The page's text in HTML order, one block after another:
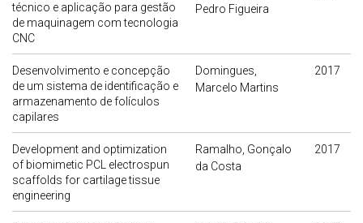
técnico e aplicação para gestão
de maquinagem com tecnologia
CNC
Pedro Figueira
Desenvolvimento e concepção
de um sistema de identificação e
armazenamento de folículos
capilares
Domingues,
Marcelo Martins
2017
Development and optimization
of biomimetic PCL electrospun
scaffolds for cartilage tissue
engineering
Ramalho, Gonçalo
da Costa
2017